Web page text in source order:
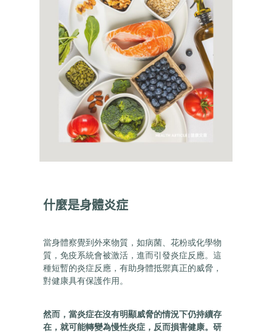
什麼是身體炎症
當身體察覺到外來物質，如病菌、花粉或化學物
質，免疫系統會被激活，進而引發炎症反應。這
種短暫的炎症反應，有助身體抵禦真正的威脅，
對健康具有保護作用。
然而，當炎症在沒有明顯威脅的情況下仍持續存
在，就可能轉變為慢性炎症，反而損害健康。研